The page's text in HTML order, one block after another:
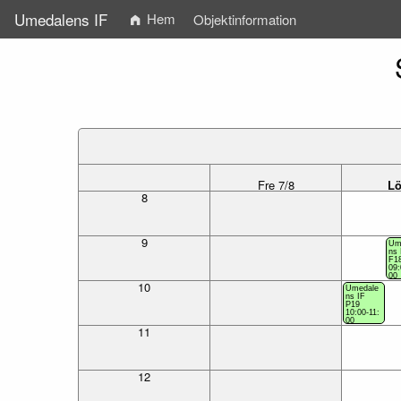
Umedalens IF Hem Objektinformation
Fre 7/8
8
9
ns
00
10
Umedale
ns IF
P19
10:00-11:
00
11
12